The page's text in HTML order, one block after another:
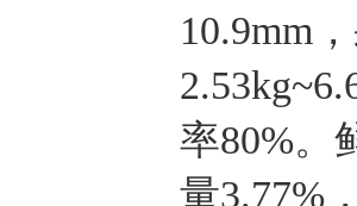
10.9mm
率80%。
量3.77%